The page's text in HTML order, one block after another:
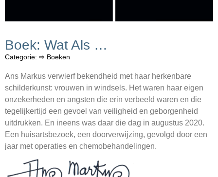
Boek: Wat Als …
Categorie: ⇨ Boeken
Ans Markus verwierf bekendheid met haar herkenbare
schilderkunst: vrouwen in windsels. Het waren haar eigen
onzekerheden en angsten die erin verbeeld waren en die
tegelijkertijd een gevoel van veiligheid en geborgenheid
uitdrukken. En ineens was daar die dag in augustus 2020.
Een huisartsbezoek, een doorverwijzing, gevolgd door een
jaar met operaties en chemobehandelingen.